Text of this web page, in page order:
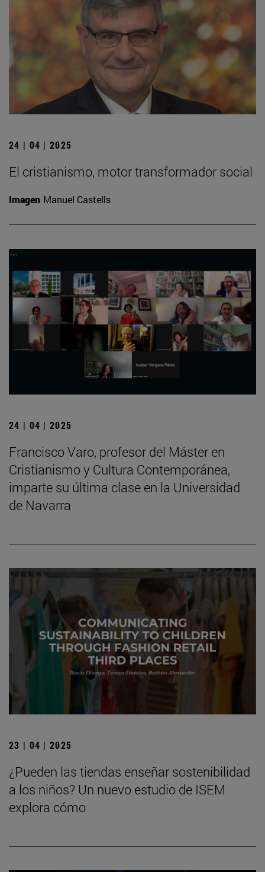
24 | 04 | 2025
El cristianismo, motor transformador social
Imagen Manuel Castells
24 | 04 | 2025
Francisco Varo, profesor del Máster en
Cristianismo y Cultura Contemporánea,
imparte su última clase en la Universidad
de Navarra
23 | 04 | 2025
¿Pueden las tiendas enseñar sostenibilidad
a los niños? Un nuevo estudio de ISEM
explora cómo